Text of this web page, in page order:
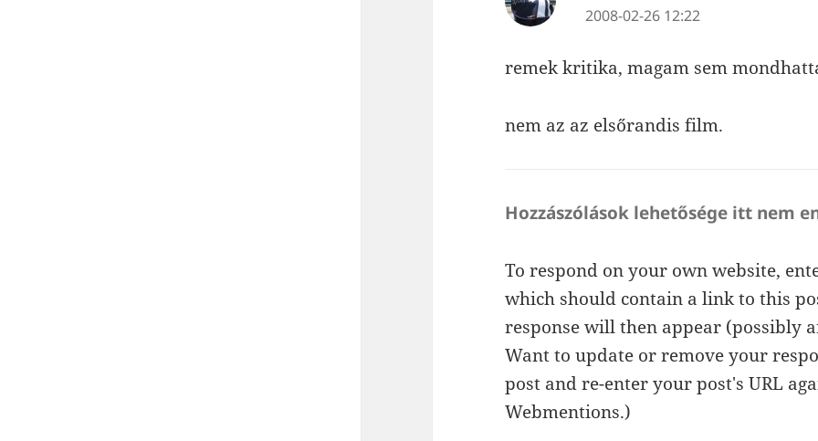
2008-02-26 12:22
remek kritika, magam sem
nem az az elsőrandis film.
Hozzászólások lehetősége itt nem
To respond on your own website,
which should contain a link to this
response will then appear (possibly
Want to update or remove your
post and re-enter your post's URL
Webmentions.)